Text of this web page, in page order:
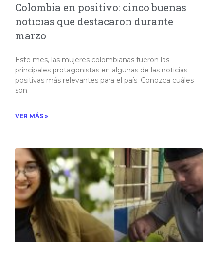
Colombia en positivo: cinco buenas
noticias que destacaron durante
marzo
Este mes, las mujeres colombianas fueron las
principales protagonistas en algunas de las noticias
positivas más relevantes para el país. Conozca cuáles
son.
VER MÁS »